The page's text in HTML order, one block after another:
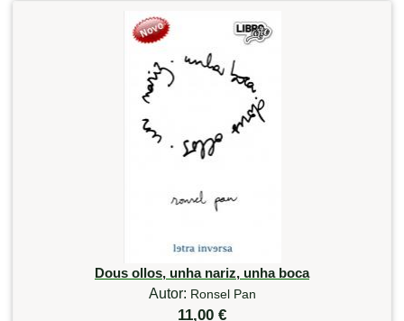
Dous ollos, unha nariz, unha boca
Autor: Ronsel Pan
11,00 €